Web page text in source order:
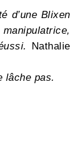
d’une Blixen
Nathalie
lâche pas.